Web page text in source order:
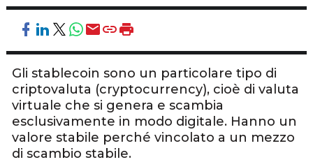
Gli stablecoin sono un particolare tipo di
criptovaluta (cryptocurrency), cioè di valuta
virtuale che si genera e scambia
esclusivamente in modo digitale. Hanno un
valore stabile perché vincolato a un mezzo
di scambio stabile.